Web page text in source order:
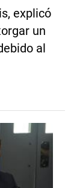
explicó
un
al